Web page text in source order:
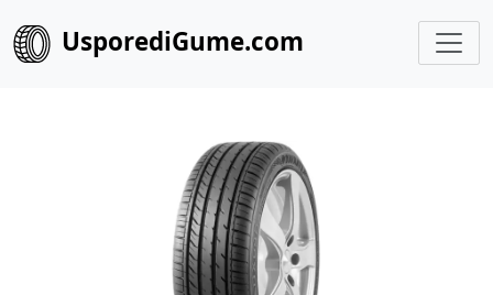
UsporediGume.com